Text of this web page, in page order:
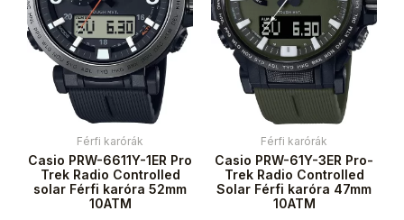
Férfi karórák
Casio PRW-6611Y-1ER Pro
Trek Radio Controlled
solar Férfi karóra 52mm
10ATM
Férfi karórák
Casio PRW-61Y-3ER Pro-
Trek Radio Controlled
Solar Férfi karóra 47mm
10ATM